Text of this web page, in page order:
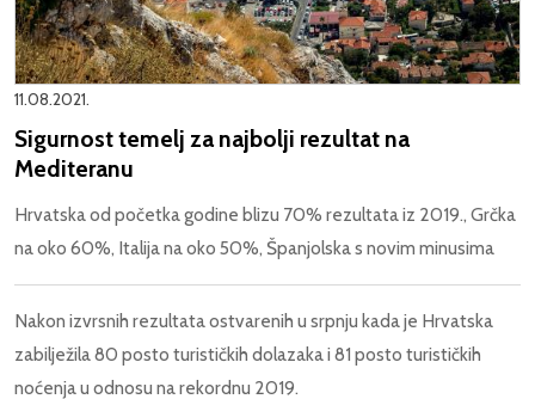
11.08.2021.
Sigurnost temelj za najbolji rezultat na
Mediteranu
Hrvatska od početka godine blizu 70% rezultata iz 2019., Grčka
na oko 60%, Italija na oko 50%, Španjolska s novim minusima
Nakon izvrsnih rezultata ostvarenih u srpnju kada je Hrvatska
zabilježila 80 posto turističkih dolazaka i 81 posto turističkih
noćenja u odnosu na rekordnu 2019.